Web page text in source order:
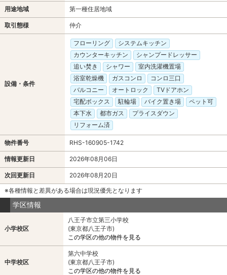
用途地域 第一種住居地域
取引態様 仲介
設備・条件
フローリング
システムキッチン
カウンターキッチン
シャンプードレッサー
追い焚き
シャワー
室内洗濯機置場
浴室乾燥機
ガスコンロ
コンロ三口
バルコニー
オートロック
TVドアホン
宅配ボックス
駐輪場 バイク置き場
ペット可
本下水
都市ガス
プライスダウン
リフォーム済
物件番号 RHS-160905-1742
情報更新日 2026年08月06日
次回更新日
2026年08月20日
※各種情報と差異がある場合は現況優先となります
学区情報
小学校区
八王子市立第三小学校
(東京都八王子市)
この学区の他の物件を見る
中学校区
第六中学校
(東京都八王子市)
この学区の他の物件を見る